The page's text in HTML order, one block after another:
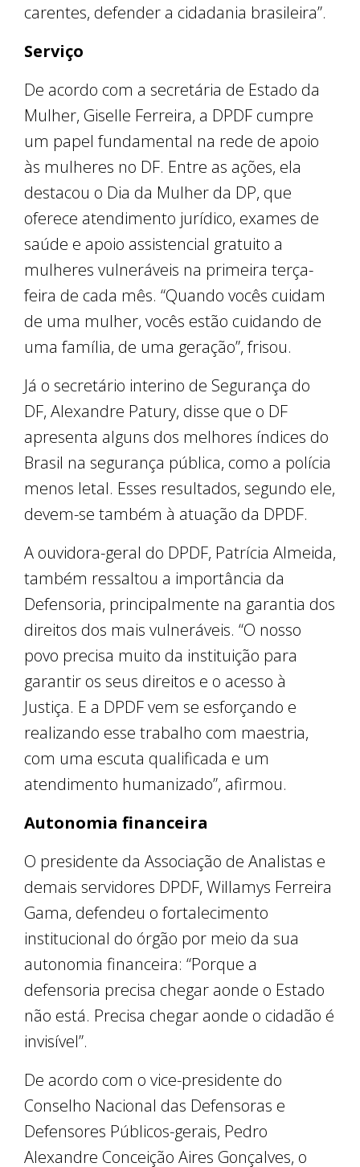
carentes, defender a cidadania brasileira”.
Serviço
De acordo com a secretária de Estado da
Mulher, Giselle Ferreira, a DPDF cumpre
um papel fundamental na rede de apoio
às mulheres no DF. Entre as ações, ela
destacou o Dia da Mulher da DP, que
oferece atendimento jurídico, exames de
saúde e apoio assistencial gratuito a
mulheres vulneráveis na primeira terça-
feira de cada mês. “Quando vocês cuidam
de uma mulher, vocês estão cuidando de
uma família, de uma geração”, frisou.
Já o secretário interino de Segurança do
DF, Alexandre Patury, disse que o DF
apresenta alguns dos melhores índices do
Brasil na segurança pública, como a polícia
menos letal. Esses resultados, segundo ele,
devem-se também à atuação da DPDF.
A ouvidora-geral do DPDF, Patrícia Almeida,
também ressaltou a importância da
Defensoria, principalmente na garantia dos
direitos dos mais vulneráveis. “O nosso
povo precisa muito da instituição para
garantir os seus direitos e o acesso à
Justiça. E a DPDF vem se esforçando e
realizando esse trabalho com maestria,
com uma escuta qualificada e um
atendimento humanizado”, afirmou.
Autonomia financeira
O presidente da Associação de Analistas e
demais servidores DPDF, Willamys Ferreira
Gama, defendeu o fortalecimento
institucional do órgão por meio da sua
autonomia financeira: “Porque a
defensoria precisa chegar aonde o Estado
não está. Precisa chegar aonde o cidadão é
invisível”.
De acordo com o vice-presidente do
Conselho Nacional das Defensoras e
Defensores Públicos-gerais, Pedro
Alexandre Conceição Aires Gonçalves, o